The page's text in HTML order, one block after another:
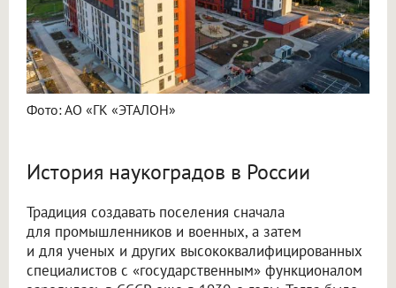
Фото: АО «ГК «ЭТАЛОН»
История наукоградов в России
Традиция создавать поселения сначала
для промышленников и военных, а затем
и для ученых и других высококвалифицированных
специалистов с «государственным» функционалом